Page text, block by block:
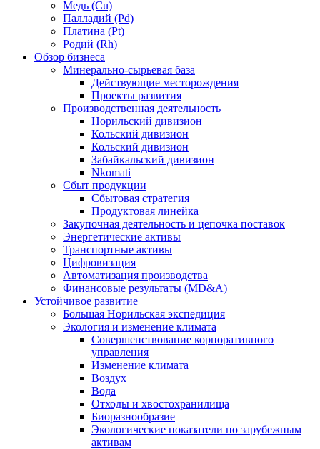
Медь (Cu)
Палладий (Pd)
Платина (Pt)
Родий (Rh)
Обзор бизнеса
Минерально-сырьевая база
Действующие месторождения
Проекты развития
Производственная деятельность
Норильский дивизион
Кольский дивизион
Кольский дивизион
Забайкальский дивизион
Nkomati
Сбыт продукции
Сбытовая стратегия
Продуктовая линейка
Закупочная деятельность и цепочка поставок
Энергетические активы
Транспортные активы
Цифровизация
Автоматизация производства
Финансовые результаты (MD&A)
Устойчивое развитие
Большая Норильская экспедиция
Экология и изменение климата
Совершенствование корпоративного
управления
Изменение климата
Воздух
Вода
Отходы и хвостохранилища
Биоразнообразие
Экологические показатели по зарубежным
активам